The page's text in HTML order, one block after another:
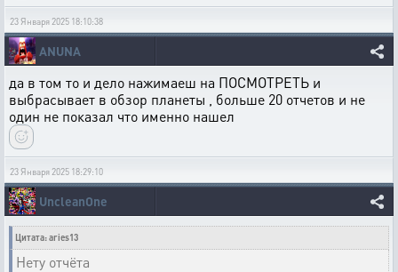
23 Января 2025 18:10:38
ANUNA
да в том то и дело нажимаеш на ПОСМОТРЕТЬ и
выбрасывает в обзор планеты , больше 20 отчетов и не
один не показал что именно нашел
23 Января 2025 18:29:10
UncleanOne
Цитата: aries13
Нету отчёта